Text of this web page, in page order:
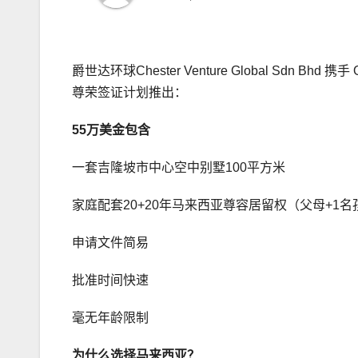
爵世达环球Chester Venture Global Sdn Bhd 携
尊荣签证计划推出：
55万美金包含
一套吉隆坡市中心空中别墅100平方米
家庭配套20+20年马来西亚尊容居留权（父母+1名
申请文件简易
批准时间快速
毫无年龄限制